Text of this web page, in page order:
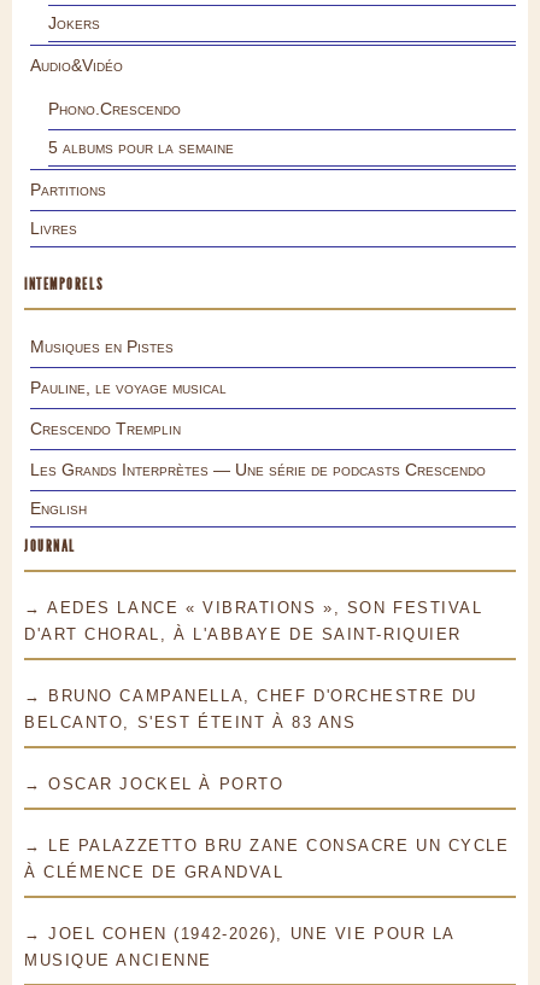
Jokers
Audio&Vidéo
Phono.Crescendo
5 albums pour la semaine
Partitions
Livres
INTEMPORELS
Musiques en Pistes
Pauline, le voyage musical
Crescendo Tremplin
Les Grands Interprètes — Une série de podcasts Crescendo
English
JOURNAL
→ AEDES LANCE « VIBRATIONS », SON FESTIVAL
D'ART CHORAL, À L'ABBAYE DE SAINT-RIQUIER
→ BRUNO CAMPANELLA, CHEF D'ORCHESTRE DU
BELCANTO, S'EST ÉTEINT À 83 ANS
→ OSCAR JOCKEL À PORTO
→ LE PALAZZETTO BRU ZANE CONSACRE UN CYCLE
À CLÉMENCE DE GRANDVAL
→ JOEL COHEN (1942-2026), UNE VIE POUR LA
MUSIQUE ANCIENNE